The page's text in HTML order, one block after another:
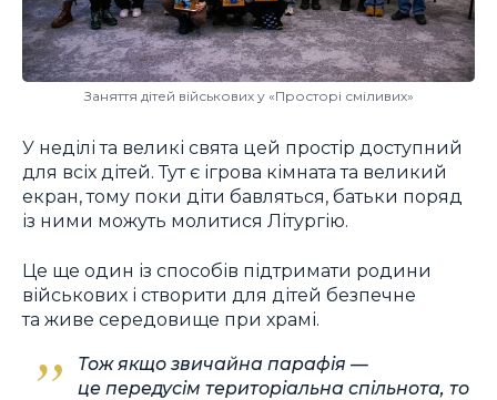
Заняття дітей військових у «Просторі сміливих»
У неділі та великі свята цей простір доступний
для всіх дітей. Тут є ігрова кімната та великий
екран, тому поки діти бавляться, батьки поряд
із ними можуть молитися Літургію.
Це ще один із способів підтримати родини
військових і створити для дітей безпечне
та живе середовище при храмі.
Тож якщо звичайна парафія —
це передусім територіальна спільнота, то